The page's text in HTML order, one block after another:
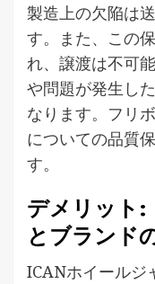
製造上の欠陥は
す。また、この
れ、譲渡は不可
や問題が発生し
なります。フリ
についての品質
す。
デメリット:
とブランド
ICANホイールジ